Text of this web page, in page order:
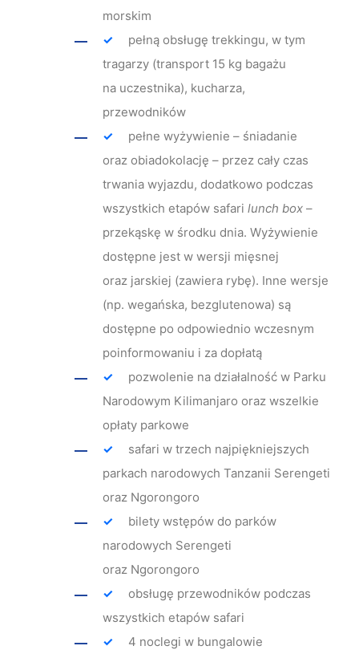
morskim
pełną obsługę trekkingu, w tym
tragarzy (transport 15 kg bagażu
na uczestnika), kucharza,
przewodników
pełne wyżywienie – śniadanie
oraz obiadokolację – przez cały czas
trwania wyjazdu, dodatkowo podczas
wszystkich etapów safari lunch box –
przekąskę w środku dnia. Wyżywienie
dostępne jest w wersji mięsnej
oraz jarskiej (zawiera rybę). Inne wersje
(np. wegańska, bezglutenowa) są
dostępne po odpowiednio wczesnym
poinformowaniu i za dopłatą
pozwolenie na działalność w Parku
Narodowym Kilimanjaro oraz wszelkie
opłaty parkowe
safari w trzech najpiękniejszych
parkach narodowych Tanzanii Serengeti
oraz Ngorongoro
bilety wstępów do parków
narodowych Serengeti
oraz Ngorongoro
obsługę przewodników podczas
wszystkich etapów safari
4 noclegi w bungalowie